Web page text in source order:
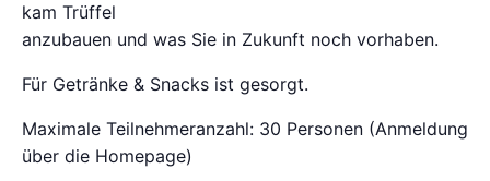
kam Trüffel
anzubauen und was Sie in Zukunft noch vorhaben.
Für Getränke & Snacks ist gesorgt.
Maximale Teilnehmeranzahl: 30 Personen (Anmeldung
über die Homepage)